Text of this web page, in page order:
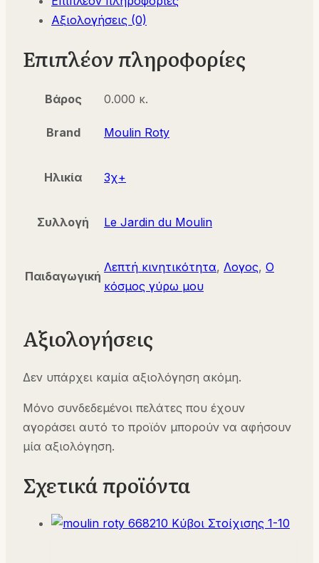
712449
Moulin
ποσότητα
Αξιολογήσεις (0)
Επιπλέον πληροφορίες
Βάρος 0.000 κ.
Brand Moulin Roty
Ηλικία 3χ+
Συλλογή Le Jardin du Moulin
Παιδαγωγική
Λεπτή κινητικότητα, Λογος, Ο
κόσμος γύρω μου
Αξιολογήσεις
Δεν υπάρχει καμία αξιολόγηση ακόμη.
Μόνο συνδεδεμένοι πελάτες που έχουν
αγοράσει αυτό το προϊόν μπορούν να αφήσουν
μία αξιολόγηση.
Σχετικά προϊόντα